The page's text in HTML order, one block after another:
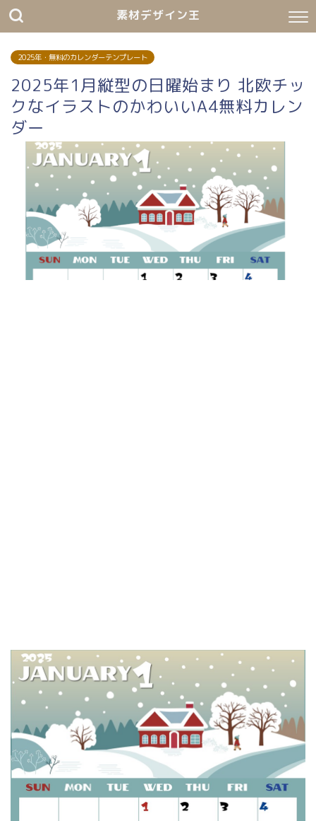
素材デザイン王
2025年・無料のカレンダーテンプレート
2025年1月縦型の日曜始まり 北欧チッ
クなイラストのかわいいA4無料カレン
ダー